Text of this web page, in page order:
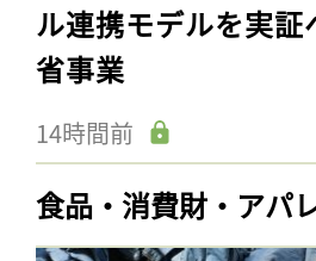
ル連携モデルを実証
省事業
14時間前
食品・消費財・アパ